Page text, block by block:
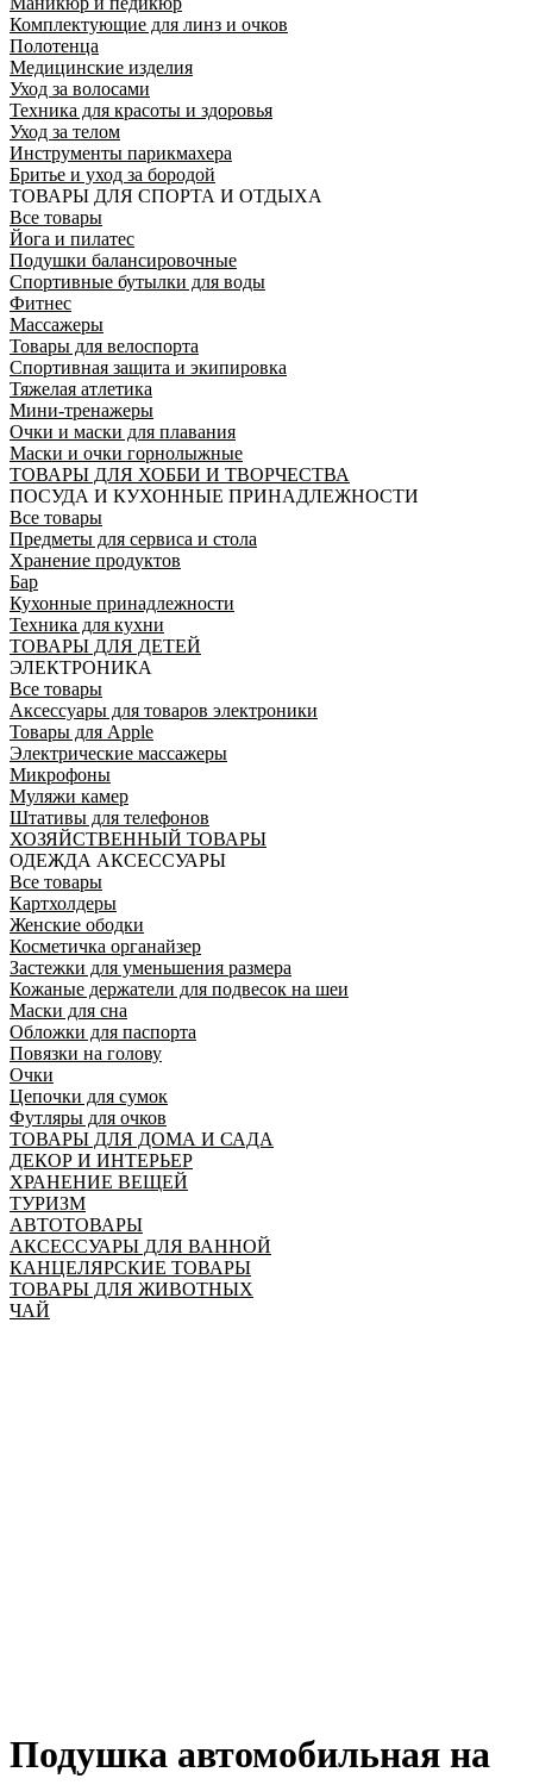
Комплектующие для линз и очков
Полотенца
Медицинские изделия
Уход за волосами
Техника для красоты и здоровья
Уход за телом
Инструменты парикмахера
Бритье и уход за бородой
ТОВАРЫ ДЛЯ СПОРТА И ОТДЫХА
Все товары
Йога и пилатес
Подушки балансировочные
Спортивные бутылки для воды
Фитнес
Массажеры
Товары для велоспорта
Спортивная защита и экипировка
Тяжелая атлетика
Мини-тренажеры
Очки и маски для плавания
Маски и очки горнолыжные
ТОВАРЫ ДЛЯ ХОББИ И ТВОРЧЕСТВА
ПОСУДА И КУХОННЫЕ ПРИНАДЛЕЖНОСТИ
Все товары
Предметы для сервиса и стола
Хранение продуктов
Бар
Кухонные принадлежности
Техника для кухни
ТОВАРЫ ДЛЯ ДЕТЕЙ
ЭЛЕКТРОНИКА
Все товары
Аксессуары для товаров электроники
Товары для Apple
Электрические массажеры
Микрофоны
Муляжи камер
Штативы для телефонов
ХОЗЯЙСТВЕННЫЙ ТОВАРЫ
ОДЕЖДА АКСЕССУАРЫ
Все товары
Картхолдеры
Женские ободки
Косметичка органайзер
Застежки для уменьшения размера
Кожаные держатели для подвесок на шеи
Маски для сна
Обложки для паспорта
Повязки на голову
Очки
Цепочки для сумок
Футляры для очков
ТОВАРЫ ДЛЯ ДОМА И САДА
ДЕКОР И ИНТЕРЬЕР
ХРАНЕНИЕ ВЕЩЕЙ
ТУРИЗМ
АВТОТОВАРЫ
АКСЕССУАРЫ ДЛЯ ВАННОЙ
КАНЦЕЛЯРСКИЕ ТОВАРЫ
ТОВАРЫ ДЛЯ ЖИВОТНЫХ
ЧАЙ
Подушка автомобильная на